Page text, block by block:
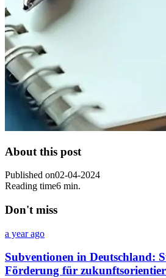
About this post
Published on02-04-2024
Reading time6 min.
Don't miss
a year ago
Subventionen in Deutschland:
Förderung für